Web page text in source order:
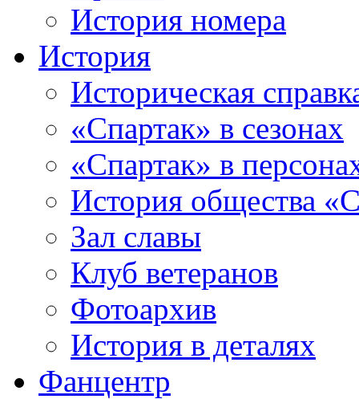
История номера
История
Историческая
«Спартак» в сезонах
«Спартак» в
История общества
Зал славы
Клуб ветеранов
Фотоархив
История в деталях
Фанцентр